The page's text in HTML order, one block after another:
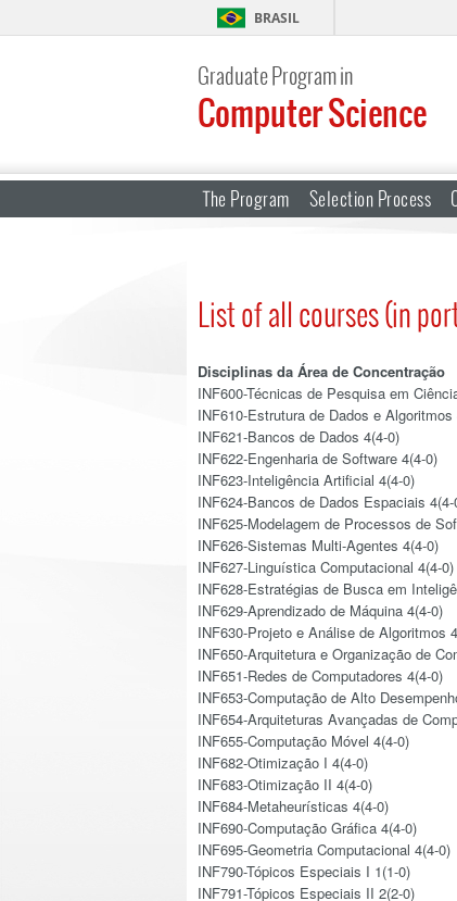
BRASIL
Graduate Program in
Computer Science
The Program Selection Process
List of all courses (in
Disciplinas da Área de Concentração
INF600-Técnicas de Pesquisa em
INF610-Estrutura de Dados e Algoritmos
INF621-Bancos de Dados 4(4-0)
INF622-Engenharia de Software 4(4-0)
INF623-Inteligência Artificial 4(4-0)
INF624-Bancos de Dados Espaciais 4(4-
INF625-Modelagem de Processos de
INF626-Sistemas Multi-Agentes 4(4-0)
INF627-Linguística Computacional 4(4-0)
INF628-Estratégias de Busca em
INF629-Aprendizado de Máquina 4(4-0)
INF630-Projeto e Análise de Algoritmos
INF650-Arquitetura e Organização de
INF651-Redes de Computadores 4(4-0)
INF653-Computação de Alto
INF654-Arquiteturas Avançadas de
INF655-Computação Móvel 4(4-0)
INF682-Otimização I 4(4-0)
INF683-Otimização II 4(4-0)
INF684-Metaheurísticas 4(4-0)
INF690-Computação Gráfica 4(4-0)
INF695-Geometria Computacional 4(4-0)
INF790-Tópicos Especiais I 1(1-0)
INF791-Tópicos Especiais II 2(2-0)